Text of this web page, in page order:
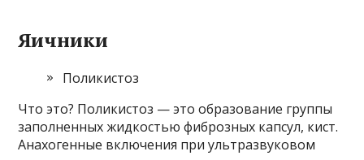
Яичники
Поликистоз
Что это? Поликистоз — это образование группы
заполненных жидкостью фиброзных капсул, кист.
Анахогенные включения при ультразвуковом